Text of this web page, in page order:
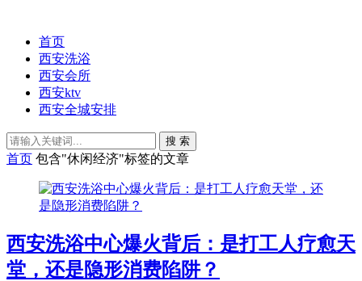
首页
西安洗浴
西安会所
西安ktv
西安全城安排
搜 索
首页 包含"休闲经济"标签的文章
西安洗浴中心爆火背后：是打工人疗愈天
堂，还是隐形消费陷阱？